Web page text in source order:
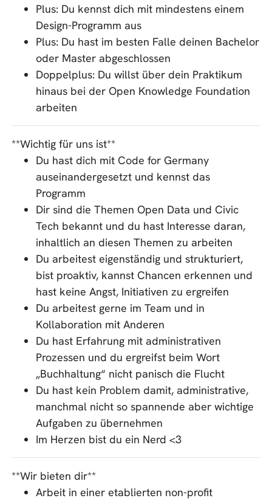
Plus: Du kennst dich mit mindestens einem
Design-Programm aus
Plus: Du hast im besten Falle deinen Bachelor
oder Master abgeschlossen
Doppelplus: Du willst über dein Praktikum
hinaus bei der Open Knowledge Foundation
arbeiten
**Wichtig für uns ist**
Du hast dich mit Code for Germany
auseinandergesetzt und kennst das
Programm
Dir sind die Themen Open Data und Civic
Tech bekannt und du hast Interesse daran,
inhaltlich an diesen Themen zu arbeiten
Du arbeitest eigenständig und strukturiert,
bist proaktiv, kannst Chancen erkennen und
hast keine Angst, Initiativen zu ergreifen
Du arbeitest gerne im Team und in
Kollaboration mit Anderen
Du hast Erfahrung mit administrativen
Prozessen und du ergreifst beim Wort
„Buchhaltung“ nicht panisch die Flucht
Du hast kein Problem damit, administrative,
manchmal nicht so spannende aber wichtige
Aufgaben zu übernehmen
Im Herzen bist du ein Nerd <3
**Wir bieten dir**
Arbeit in einer etablierten non-profit